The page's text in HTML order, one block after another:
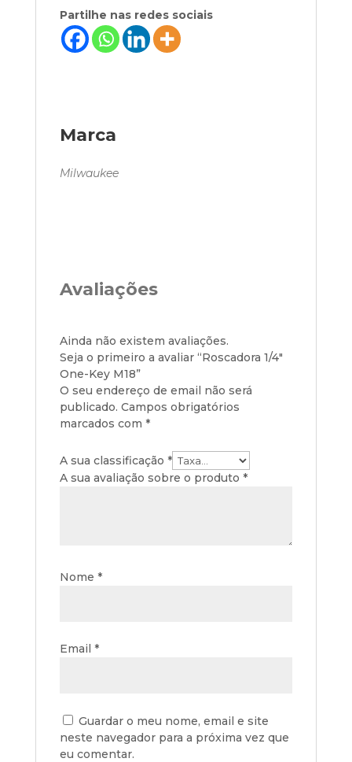
Partilhe nas redes sociais
Marca
Milwaukee
Avaliações
Ainda não existem avaliações.
Seja o primeiro a avaliar “Roscadora 1/4″
One-Key M18”
O seu endereço de email não será
publicado. Campos obrigatórios
marcados com *
A sua classificação *
A sua avaliação sobre o produto *
Nome *
Email *
Guardar o meu nome, email e site
neste navegador para a próxima vez que
eu comentar.